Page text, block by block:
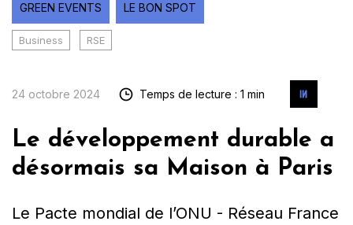
GREEN EVENTS LE BON SPOT
Business RSE
24 octobre 2024 Temps de lecture : 1 min
Le développement durable a
désormais sa Maison à Paris
Le Pacte mondial de l’ONU - Réseau France